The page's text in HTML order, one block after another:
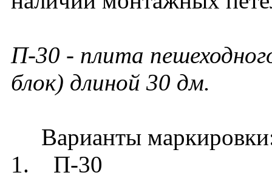
П-30 - плита
блок) длиной 30 дм.
Варианты
1. П-30